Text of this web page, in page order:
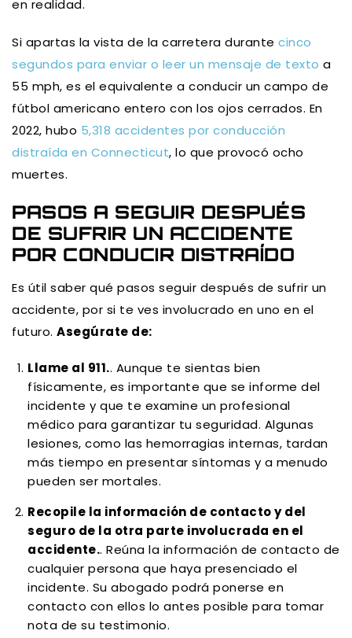
en realidad.
Si apartas la vista de la carretera durante cinco
segundos para enviar o leer un mensaje de texto a
55 mph, es el equivalente a conducir un campo de
fútbol americano entero con los ojos cerrados. En
2022, hubo 5,318 accidentes por conducción
distraída en Connecticut, lo que provocó ocho
muertes.
PASOS A SEGUIR DESPUÉS
DE SUFRIR UN ACCIDENTE
POR CONDUCIR DISTRAÍDO
Es útil saber qué pasos seguir después de sufrir un
accidente, por si te ves involucrado en uno en el
futuro. Asegúrate de:
Llame al 911.. Aunque te sientas bien
físicamente, es importante que se informe del
incidente y que te examine un profesional
médico para garantizar tu seguridad. Algunas
lesiones, como las hemorragias internas, tardan
más tiempo en presentar síntomas y a menudo
pueden ser mortales.
Recopile la información de contacto y del
seguro de la otra parte involucrada en el
accidente.. Reúna la información de contacto de
cualquier persona que haya presenciado el
incidente. Su abogado podrá ponerse en
contacto con ellos lo antes posible para tomar
nota de su testimonio.